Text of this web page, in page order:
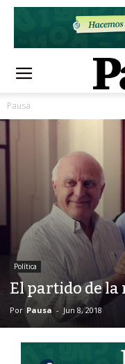
Pausa
Política
El partido de la
Por Pausa - Jun 8, 2018